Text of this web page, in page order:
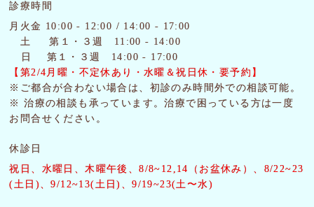
診療時間
月火金 10:00 - 12:00 / 14:00 - 17:00
土
第１・３週 11:00 - 14:00
日 第１・３週 14:00 - 17:00
【第2/4月曜・ 不定休あり・水曜＆祝日休・要予約】
※ご都合が合わない場合は、初診のみ時間外での相談可能。
※ 治療の相談も承っています。治療で困っている方は一度
お問合せください。
休診日
祝日、水曜日、木曜午後
、8/8~12,14（お盆休み）、8/22~23
(土日)、9/12~13(土日)、9/19~23(土〜水)